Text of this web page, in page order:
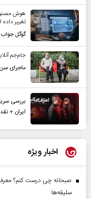
هوش
تغییر
گوگل
جام‌جم
ماجرای سن
بررسی
ایران +
اخبار ویژه
سلیقه‌ها